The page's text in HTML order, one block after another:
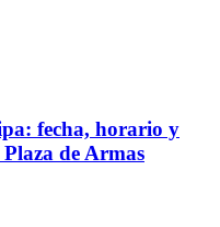
fecha, horario y
de Armas